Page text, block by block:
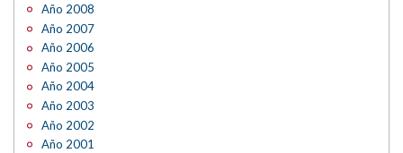
Año 2008
Año 2007
Año 2006
Año 2005
Año 2004
Año 2003
Año 2002
Año 2001